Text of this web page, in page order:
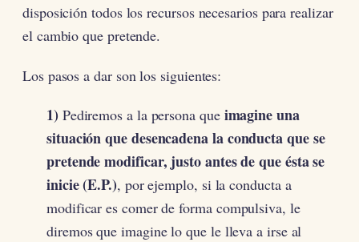
disposición todos los recursos necesarios para realizar
el cambio que pretende.
Los pasos a dar son los siguientes:
1) Pediremos a la persona queimagine una
situación que desencadena la conducta que se
pretende modificar, justo antes de que ésta se
inicie (E.P.), por ejemplo, si la conducta a
modificar es comer de forma compulsiva, le
diremos que imagine lo que le lleva a irse al